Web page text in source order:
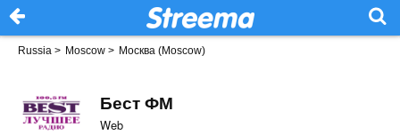
Russia > Moscow > Москва (Moscow)
Бест ФМ
Web